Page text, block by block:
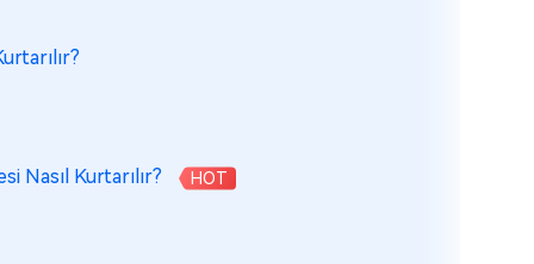
Nasıl Kurtarılır? HOT